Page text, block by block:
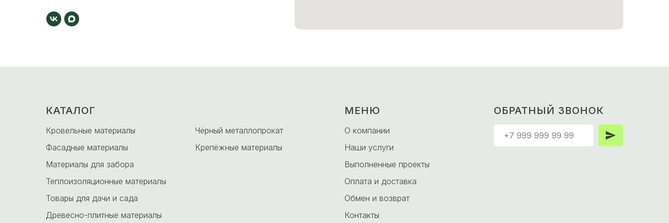
КАТАЛОГ
Кровельные материалы
Фасадные материалы
Материалы для забора
Теплоизоляционные материалы
Товары для дачи и сада
Древесно-плитные материалы
Чёрный металлопрокат
Крепёжные материалы
МЕНЮ
О компании
Наши услуги
Выполненные проекты
Оплата и доставка
Обмен и возврат
Контакты
ОБРАТНЫЙ ЗВОНОК